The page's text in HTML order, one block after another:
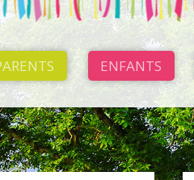
ENFANTS